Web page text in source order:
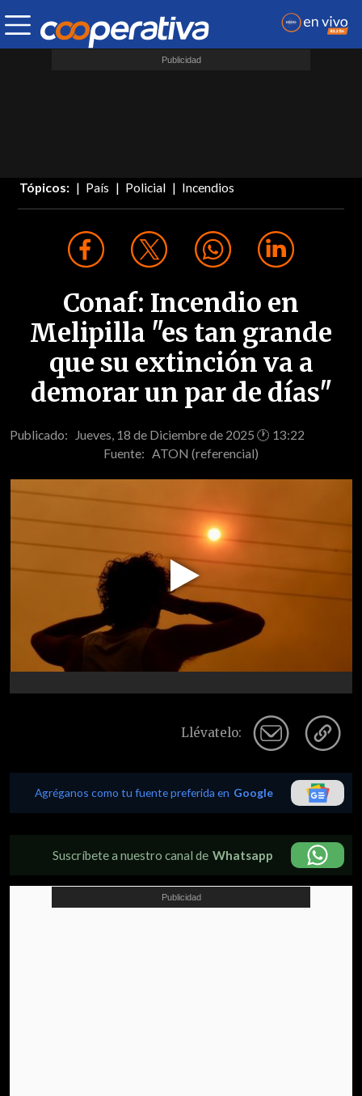
Tópicos: País Policial Incendios
Conaf: Incendio en
Melipilla "es tan grande
que su extinción va a
demorar un par de días"
Publicado: Jueves, 18 de Diciembre de 2025 🕐 13:22
Fuente: ATON (referencial)
Play
Video
Llévatelo:
Agréganos como tu fuente preferida en Google
Suscríbete a nuestro canal de Whatsapp